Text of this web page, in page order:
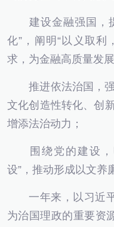
建设金融强国，提
化”，阐明“以义取利
求，为金融高质量发
推进依法治国，强
文化创造性转化、创
增添法治动力；
围绕党的建设，
设”，推动形成以文养
一年来，以习近平
为治国理政的重要资